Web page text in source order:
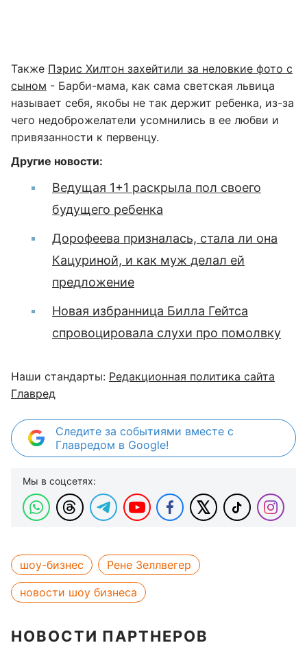
Также Пэрис Хилтон захейтили за неловкие фото с
сыном - Барби-мама, как сама светская львица
называет себя, якобы не так держит ребенка, из-за
чего недоброжелатели усомнились в ее любви и
привязанности к первенцу.
Другие новости:
Ведущая 1+1 раскрыла пол своего
будущего ребенка
Дорофеева призналась, стала ли она
Кацуриной, и как муж делал ей
предложение
Новая избранница Билла Гейтса
спровоцировала слухи про помолвку
Наши стандарты: Редакционная политика сайта
Главред
Следите за событиями вместе с
Главредом в Google!
Мы в соцсетях:
шоу-бизнес
Рене Зеллвегер
новости шоу бизнеса
НОВОСТИ ПАРТНЕРОВ